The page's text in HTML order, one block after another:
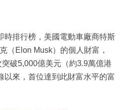
時排行榜，美國電動車廠商特斯
（Elon Musk）的個人財富，
破5,000億美元（約3.9萬億港
以來，首位達到此財富水平的富